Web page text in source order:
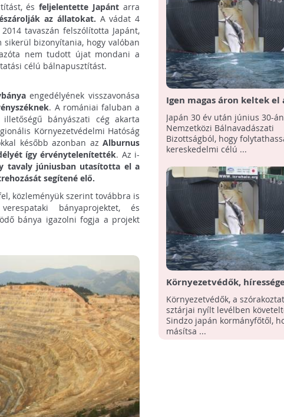
ésfeljelentette Japánt arra
az állatokat. A vádat 4
tavaszán felszólította Japánt,
bizonyítania, hogy valóban
nem tudott újat mondani a
célú bálnapusztítást.
engedélyének visszavonása
. A romániai faluban a
illetőségű bányászati cég akarta
Környezetvédelmi Hatóság
később azonban az Alburnus
így érvénytelenítették. Az i-
tavaly júniusban utasította el a
segítené elő.
közleményük szerint továbbra is
bányaprojektet, és
bánya igazolni fogja a projekt
Igen magas áron keltek el
kereskedelmi célú
bálnavadászatból
egy Japán árverésen
Japán 30 év után június 30-
Nemzetközi Bálnavadászati
Bizottságból, hogy
kereskedelmi célú ...
Környezetvédők,
levélben szólították fel
bálnavadászat leállítására
Környezetvédők, a
sztárjai nyílt levélben
Sindzo japán kormányfőtől,
másítsa ...